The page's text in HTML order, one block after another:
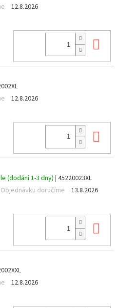
12.8.2026
12.8.2026
(dodání 1-3 dny) | 45220023XL
Objednávku doručíme 13.8.2026
12.8.2026